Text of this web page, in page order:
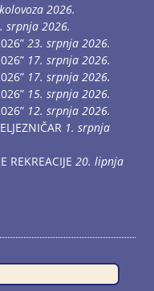
2026.
srpnja 2026.
23. srpnja 2026.
17. srpnja 2026.
17. srpnja 2026.
15. srpnja 2026.
12. srpnja 2026.
1. srpnja
REKREACIJE 20. lipnja